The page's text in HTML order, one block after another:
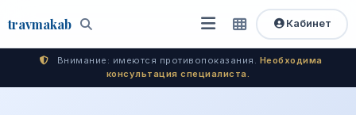
travmakab Поиск
Открыть
меню
Быстрый
доступ
Кабинет
Внимание: имеются противопоказания. Необходима
консультация специалиста.